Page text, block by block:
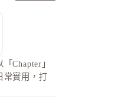
Chapter」
常實用，打